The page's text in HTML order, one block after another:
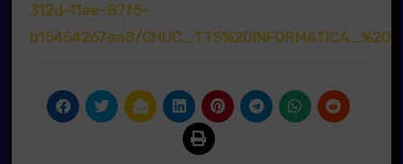
312d-11ee-87f5-
b15454267ea8/